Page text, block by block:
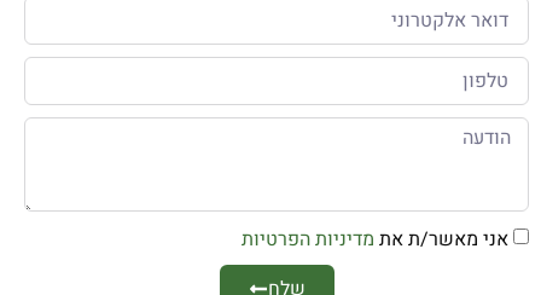
אני מאשר/ת את מדיניות הפרטיות
שלח